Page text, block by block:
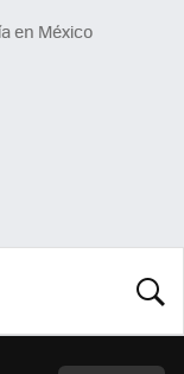
en México